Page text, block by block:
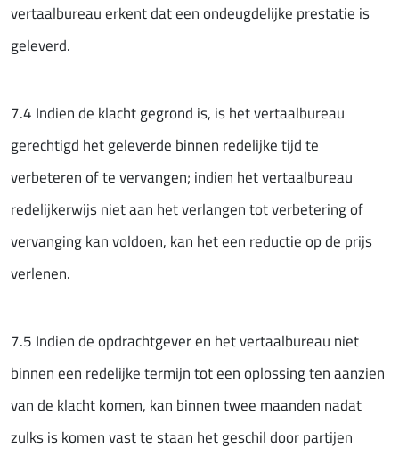
vertaalbureau erkent dat een ondeugdelijke prestatie is
geleverd.
7.4 Indien de klacht gegrond is, is het vertaalbureau
gerechtigd het geleverde binnen redelijke tijd te
verbeteren of te vervangen; indien het vertaalbureau
redelijkerwijs niet aan het verlangen tot verbetering of
vervanging kan voldoen, kan het een reductie op de prijs
verlenen.
7.5 Indien de opdrachtgever en het vertaalbureau niet
binnen een redelijke termijn tot een oplossing ten aanzien
van de klacht komen, kan binnen twee maanden nadat
zulks is komen vast te staan het geschil door partijen